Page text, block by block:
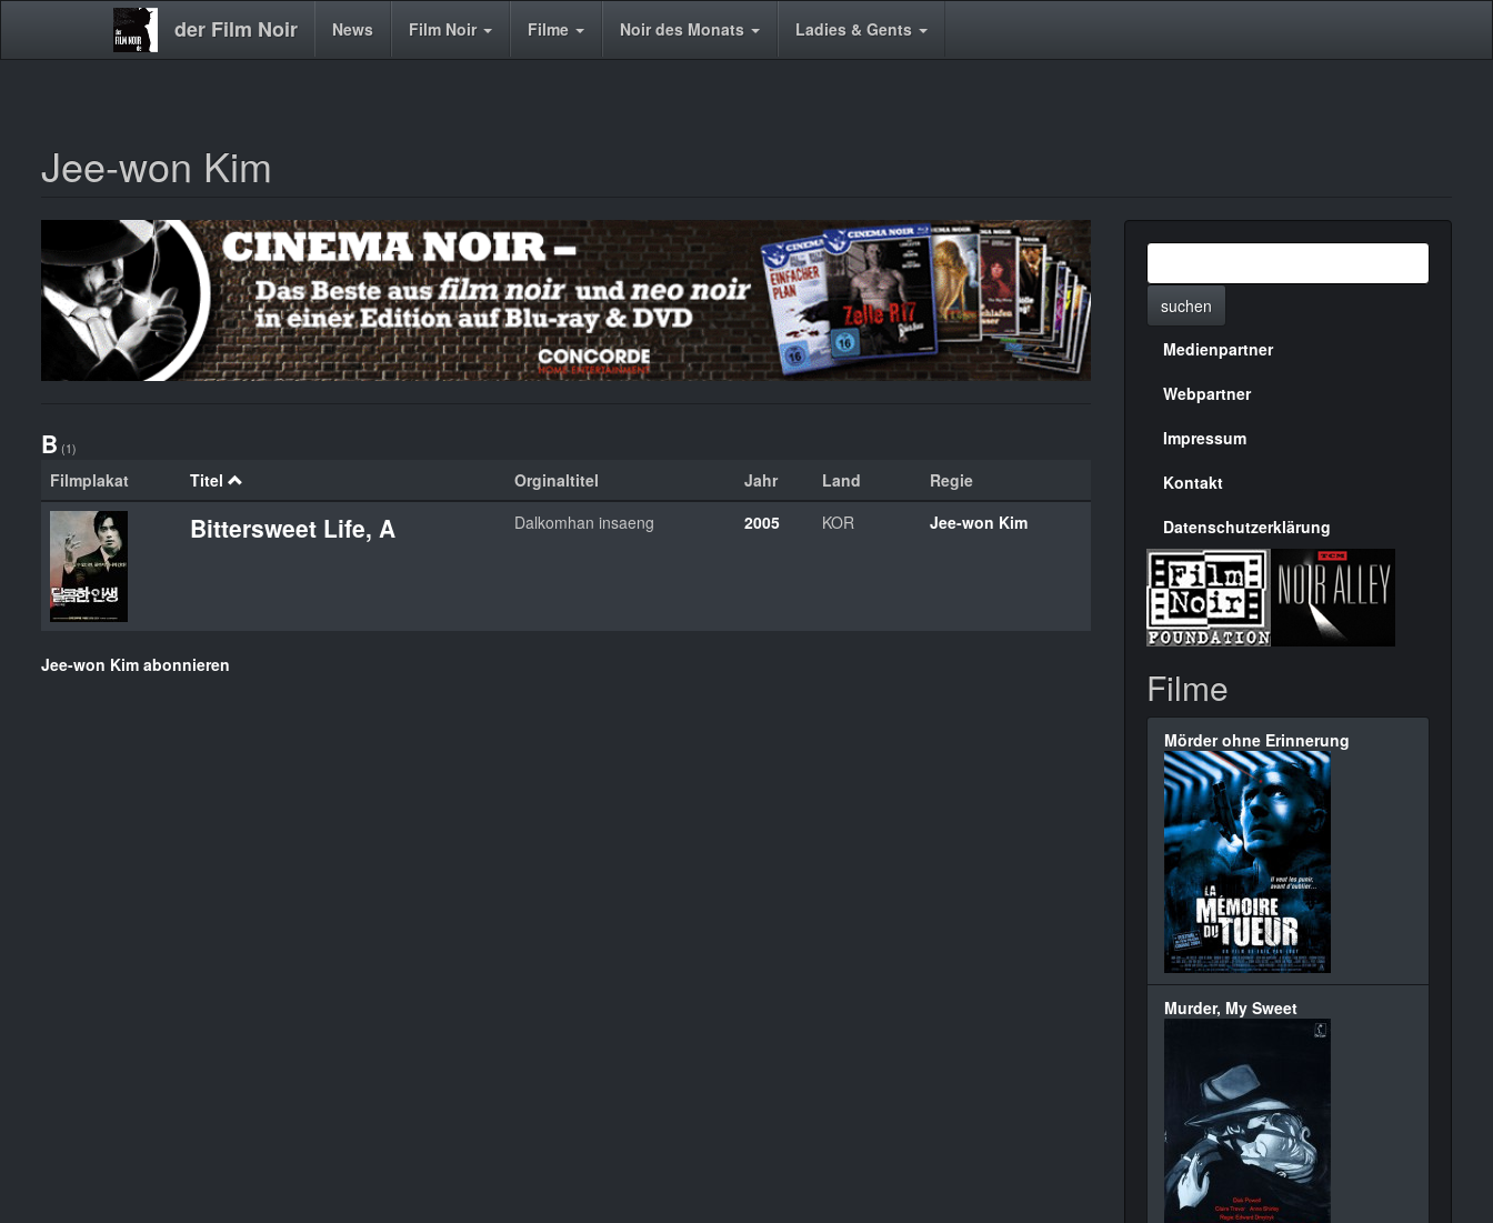
der Film Noir
Main News Film Noir Filme Noir des Monats Ladies & Gents
Jee-won Kim
B (1)
Filmplakat Titel Orginaltitel Jahr Land Regie
Bittersweet Life, A Dalkomhan insaeng 2005 KOR Jee-won Kim
Jee-won Kim abonnieren
suchen
Menülinks
rechte
Seite
Medienpartner
Webpartner
Impressum
Kontakt
Datenschutzerklärung
Filme
Mörder ohne Erinnerung
Murder, My Sweet